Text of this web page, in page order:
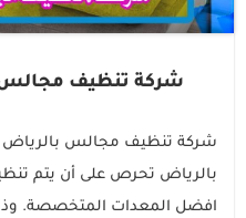
شركة تنظيف مجالس
شركة تنظيف مجالس
بالرياض تحرص على أن يتم
افضل المعدات المتخصصة.